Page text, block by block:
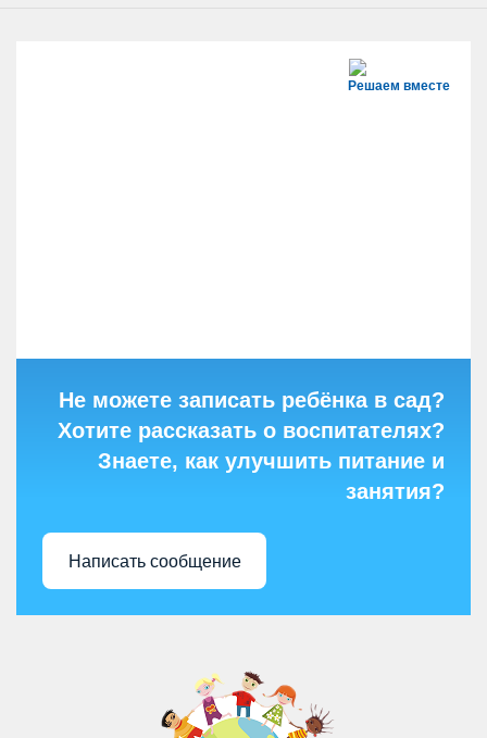
Решаем вместе
Не можете записать ребёнка в сад?
Хотите рассказать о воспитателях?
Знаете, как улучшить питание и
занятия?
Написать сообщение